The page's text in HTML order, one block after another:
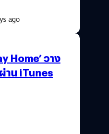
ago
Home’ วาง
าน iTunes